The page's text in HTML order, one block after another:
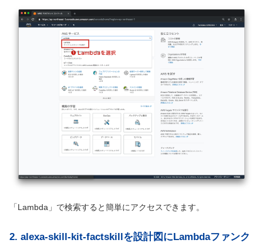
「Lambda」で検索すると簡単にアクセスできます。
2. alexa-skill-kit-factskillを設計図にLambdaファンク